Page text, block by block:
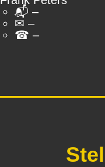
📬︎ –
✉ –
☎ –